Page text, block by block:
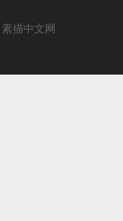
素描中文网